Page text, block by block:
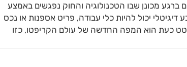
מכונן שבו הטכנולוגיה והחוק נפגשים באמצע
יכול להיות כלי עבודה, פריט אספנות או נכס
כעת הוא המפה החדשה של עולם הקריפטו, כזו